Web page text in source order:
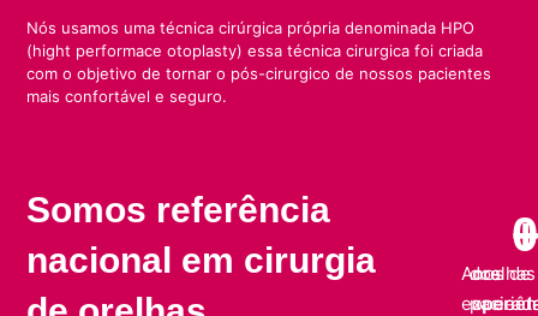
Nós usamos uma técnica cirúrgica própria denominada HPO
(hight performace otoplasty) essa técnica cirurgica foi criada
com o objetivo de tornar o pós-cirurgico de nossos pacientes
mais confortável e seguro.
Somos referência
nacional em cirurgia
dos
0
Anos de
+
orelhas